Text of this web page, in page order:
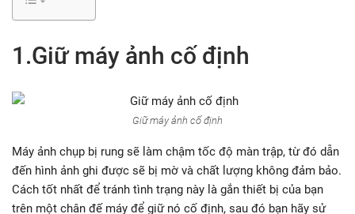
1.Giữ máy ảnh cố định
Giữ máy ảnh cố định
Máy ảnh chụp bị rung sẽ làm chậm tốc độ màn trập, từ đó dẫn
đến hình ảnh ghi được sẽ bị mờ và chất lượng không đảm bảo.
Cách tốt nhất để tránh tình trạng này là gắn thiết bị của bạn
trên một chân đế máy để giữ nó cố định, sau đó bạn hãy sử